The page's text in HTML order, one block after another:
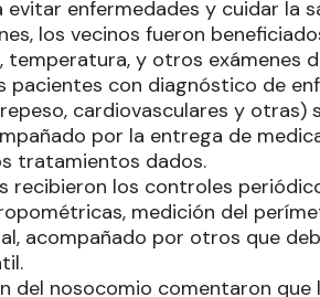
enfermedades y cuidar la
los vecinos fueron
temperatura, y otros exámenes
pacientes con diagnóstico de
cardiovasculares y otras)
por la entrega de
tratamientos dados.
recibieron los controles
medición del
acompañado por otros que
del nosocomio comentaron